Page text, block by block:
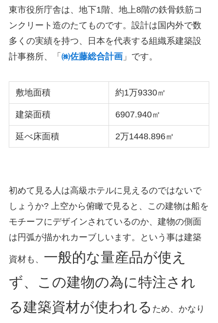
東市役所庁舎は、地下1階、地上8階の鉄骨鉄筋コ
ンクリート造のたてものです。設計は国内外で数
多くの実績を持つ、日本を代表する組織系建築設
計事務所、「 ㈱佐藤総合計画」です。
敷地面積 約1万9330㎡
建築面積 6907.940㎡
延べ床面積 2万1448.896㎡
初めて見る人は高級ホテルに見えるのではないで
しょうか? 上空から俯瞰で見ると、この建物は船を
モチーフにデザインされているのか、建物の側面
は円弧が描かれカーブしいます。という事は建築
資材も、 一般的な量産品が使え
ず、この建物の為に特注され
る建築資材が使われる ため、かなり